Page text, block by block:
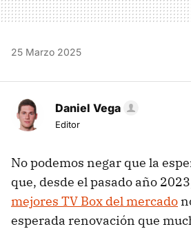
25 Marzo 2025
Daniel Vega
Editor
No podemos negar que la
que, desde el pasado año
mejores TV Box del mercado
esperada renovación que